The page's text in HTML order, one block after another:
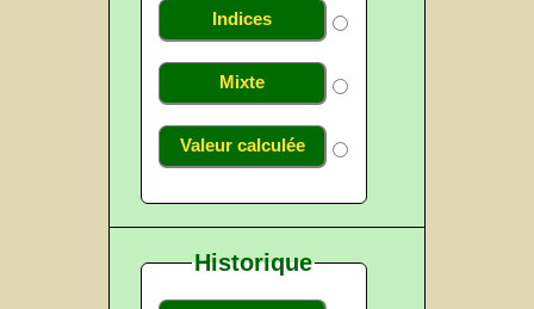
Indices
Mixte
Valeur calculée
Historique